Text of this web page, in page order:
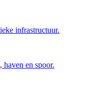
infrastructuur.
haven en spoor.